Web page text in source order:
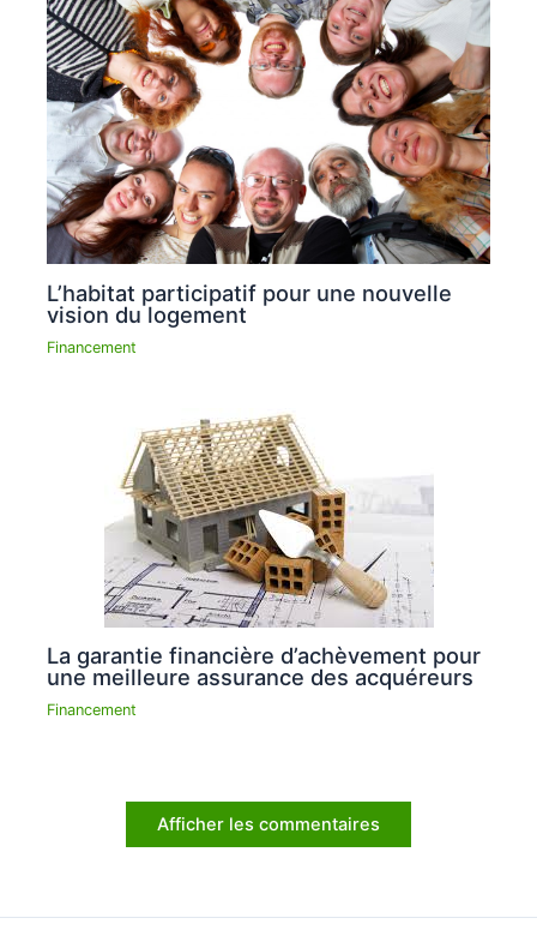
L’habitat participatif pour une nouvelle
vision du logement
Financement
La garantie financière d’achèvement pour
une meilleure assurance des acquéreurs
Financement
Afficher les commentaires